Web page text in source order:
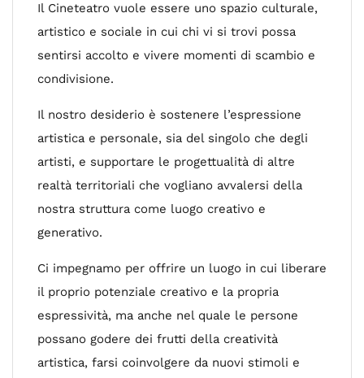
Il Cineteatro vuole essere uno spazio culturale,
artistico e sociale in cui chi vi si trovi possa
sentirsi accolto e vivere momenti di scambio e
condivisione.
Il nostro desiderio è sostenere l’espressione
artistica e personale, sia del singolo che degli
artisti, e supportare le progettualità di altre
realtà territoriali che vogliano avvalersi della
nostra struttura come luogo creativo e
generativo.
Ci impegnamo per offrire un luogo in cui liberare
il proprio potenziale creativo e la propria
espressività, ma anche nel quale le persone
possano godere dei frutti della creatività
artistica, farsi coinvolgere da nuovi stimoli e